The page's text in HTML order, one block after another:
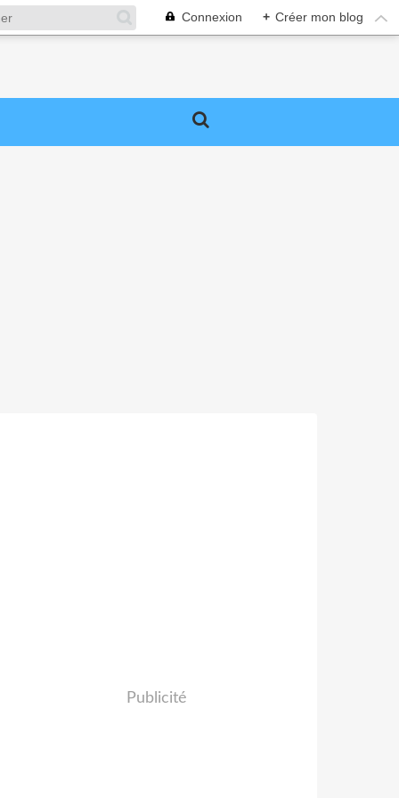
Connexion + Créer mon blog
Publicité